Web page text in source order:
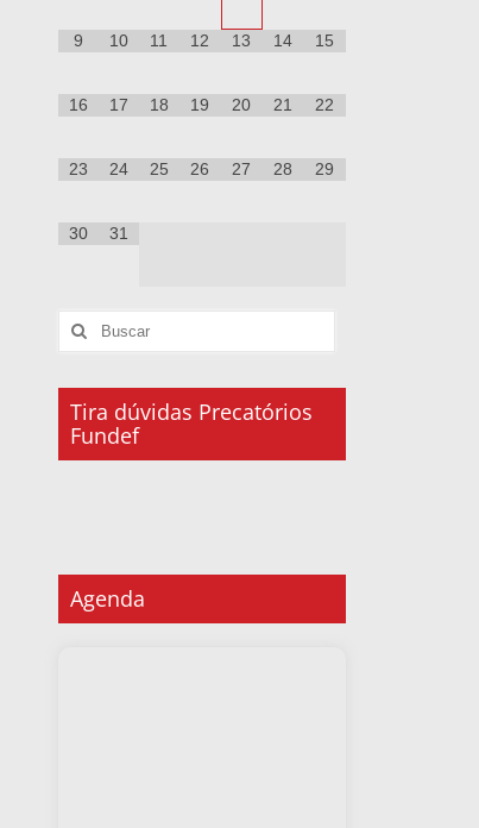
9 10 11 12 13 14 15
16 17 18 19 20 21 22
23 24 25 26 27 28 29
30 31
Tira dúvidas Precatórios
Fundef
Agenda